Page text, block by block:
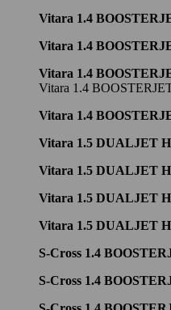
Vitara 1.4
Vitara 1.4
Vitara 1.4
Vitara 1.4
Vitara 1.4
Vitara 1.5 DUALJET
Vitara 1.5 DUALJET
Vitara 1.5 DUALJET
Vitara 1.5 DUALJET
S-Cross 1.4
S-Cross 1.4